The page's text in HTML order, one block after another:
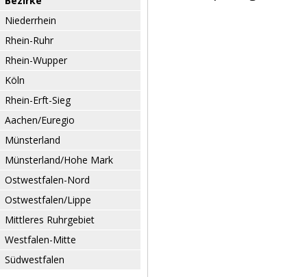
Niederrhein
Rhein-Ruhr
Rhein-Wupper
Köln
Rhein-Erft-Sieg
Aachen/Euregio
Münsterland
Münsterland/Hohe Mark
Ostwestfalen-Nord
Ostwestfalen/Lippe
Mittleres Ruhrgebiet
Westfalen-Mitte
Südwestfalen